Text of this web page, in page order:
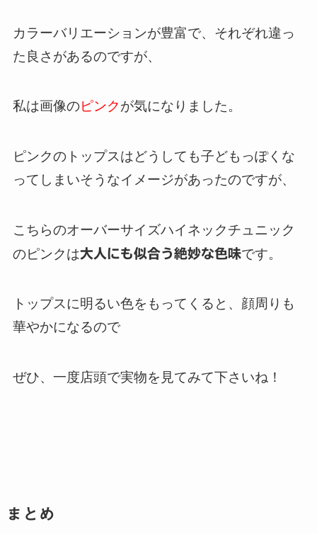
カラーバリエーションが豊富で、それぞれ違っ
た良さがあるのですが、
私は画像のピンクが気になりました。
ピンクのトップスはどうしても子どもっぽくな
ってしまいそうなイメージがあったのですが、
こちらのオーバーサイズハイネックチュニック
のピンクは大人にも似合う絶妙な色味です。
トップスに明るい色をもってくると、顔周りも
華やかになるので
ぜひ、一度店頭で実物を見てみて下さいね！
まとめ